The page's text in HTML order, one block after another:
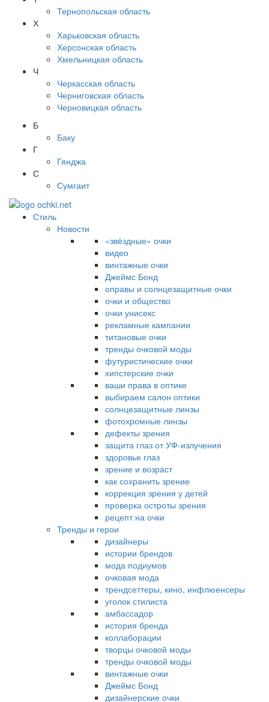
Тернопольская область
Х
Харьковская область
Херсонская область
Хмельницкая область
Ч
Черкасская область
Черниговская область
Черновицкая область
Б
Баку
Г
Гянджа
С
Сумгаит
Стиль
Новости
«звёздные» очки
видео
винтажные очки
Джеймс Бонд
оправы и солнцезащитные очки
очки и общество
очки унисекс
рекламные кампании
титановые очки
тренды очковой моды
футуристические очки
хипстерские очки
ваши права в оптике
выбираем салон оптики
солнцезащитные линзы
фотохромные линзы
дефекты зрения
защита глаз от УФ-излучения
здоровье глаз
зрение и возраст
как сохранить зрение
коррекция зрения у детей
проверка остроты зрения
рецепт на очки
Тренды и герои
дизайнеры
истории брендов
мода подиумов
очковая мода
трендсеттеры, кино, инфлюенсеры
уголок стилиста
амбассадор
история бренда
коллаборации
творцы очковой моды
тренды очковой моды
винтажные очки
Джеймс Бонд
дизайнерские очки